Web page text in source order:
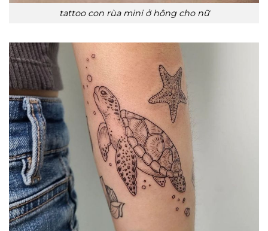
tattoo con rùa mini ở hông cho nữ